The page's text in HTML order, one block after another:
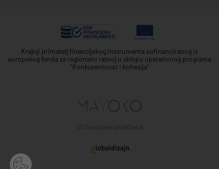
Krajnji primatelj financijskog instrumenta sufinanciranog iz
europskog fonda za regionalni razvoj u sklopu operativnog programa
"Konkurentnost i kohezija"
© Sva prava pridržana